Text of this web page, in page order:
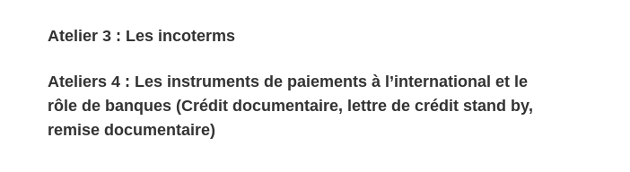
Atelier 3 : Les incoterms
Ateliers 4 : Les instruments de paiements à l’international et le
rôle de banques (Crédit documentaire, lettre de crédit stand by,
remise documentaire)